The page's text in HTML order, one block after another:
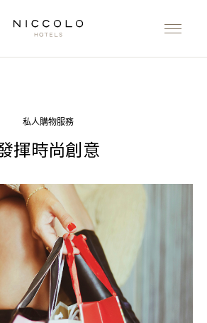
私人購物服務
揮時尚創意